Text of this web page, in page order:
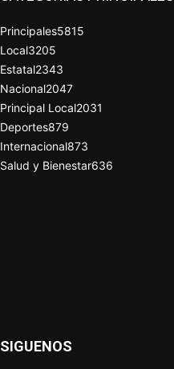
Principales5815
Local3205
Estatal2343
Nacional2047
Principal Local2031
Deportes879
Internacional873
Salud y Bienestar636
SIGUENOS